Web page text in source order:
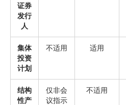
证券
发行
人
集体
投资
计划
不适用 适用
结构
性产
仅非会
议指示
不适用